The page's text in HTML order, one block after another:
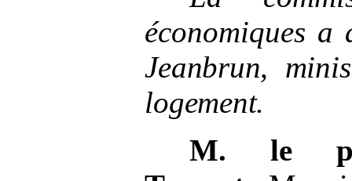
économiques
Jeanbrun,
logement.
M.
le